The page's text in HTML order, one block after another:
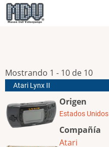
Pasar
al
Mostrando 1 - 10 de 10
Atari Lynx II
Origen
Estados Unidos
Compañía
Atari